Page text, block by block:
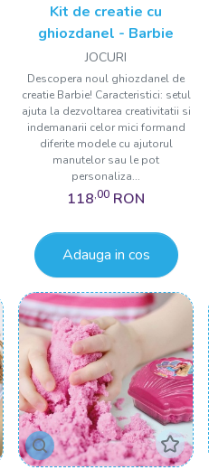
Kit de creatie cu
ghiozdanel - Barbie
JOCURI
Descopera noul ghiozdanel de
creatie Barbie! Caracteristici: setul
ajuta la dezvoltarea creativitatii si
indemanarii celor mici formand
diferite modele cu ajutorul
manutelor sau le pot
personaliza...
118,00 RON
Adauga in cos